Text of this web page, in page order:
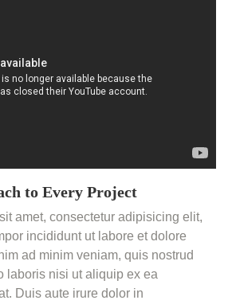
to Every Project
amet, consectetur adipisicing elit,
incididunt ut labore et dolore
ad minim veniam, quis nostrud
laboris nisi ut aliquip ex ea
Duis aute irure dolor in